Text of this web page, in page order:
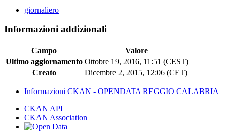
giornaliero
Informazioni addizionali
Campo
Valore
Ultimo aggiornamento Ottobre 19, 2016, 11:51 (CEST)
Creato
Dicembre 2, 2015, 12:06 (CET)
Informazioni CKAN - OPENDATA REGGIO CALABRIA
CKAN API
CKAN Association